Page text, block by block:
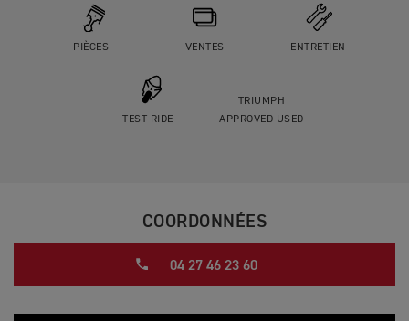
PIÈCES VENTES ENTRETIEN
TEST RIDE
TRIUMPH
APPROVED USED
COORDONNÉES
04 27 46 23 60